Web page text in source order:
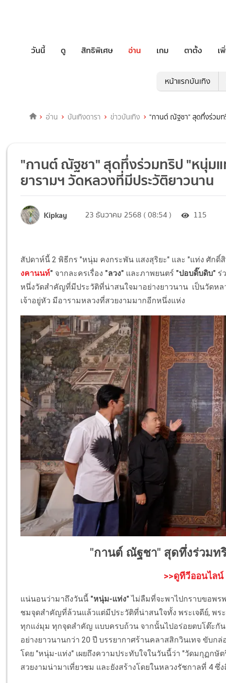
วันนี้ ดู สิทธิพิเศษ อ่าน เกม ตาตั้ง เ
หน้าแรกบันเทิง
อ่าน บันเทิงดารา ข่าวบันเทิง "กานต์ ณัฐชา" สุดทึ่งร่วม
"กานต์ ณัฐชา" สุดทึ่งร่วมทริป "หนุ่ม
ยารามฯ วัดหลวงที่มีประวัติยาวนาน
Kipkay 23 ธันวาคม 2568 ( 08:54 ) 115
สัปดาห์นี้ 2 พิธีกร "หนุ่ม คงกระพัน แสงสุริยะ" และ "แท่ง ศักดิ์
งคานนท์" จากละครเรื่อง "ลวง" และภาพยนตร์ "ปอบดิ๊บดิบ" ร่
หนึ่งวัดสำคัญที่มีประวัติที่น่าสนใจมาอย่างยาวนาน เป็นวัดห
เจ้าอยู่หัว มีอารามหลวงที่สวยงามมากอีกหนึ่งแห่ง
"กานต์ ณัฐชา" สุดทึ่งร่วมท
>>ดูทีวีออนไลน์
แน่นอนว่ามาถึงวันนี้ "หนุ่ม-แท่ง" ไม่ลืมที่จะพาไปกราบขอพร
ชมจุดสำคัญที่ล้วนแล้วแต่มีประวัติที่น่าสนใจทั้ง พระเจดีย์, พร
ทุกแง่มุม ทุกจุดสำคัญ แบบครบถ้วน จากนั้นไปอร่อยตบโต๊ะกัน
อย่างยาวนานกว่า 20 ปี บรรยากาศร้านคลาสสิกวินเทจ ขับ
โดย "หนุ่ม-แท่ง" เผยถึงความประทับใจในวันนี้ว่า "วัดมกุฏกษั
สวยงามน่ามาเที่ยวชม และยังสร้างโดยในหลวงรัชกาลที่ 4 ซึ่